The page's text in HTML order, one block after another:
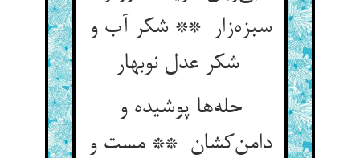
سبزه‌زار ** شکر آب و
شکر عدل نوبهار
حله‌ها پوشیده و
دامن‌کشان ** مست و